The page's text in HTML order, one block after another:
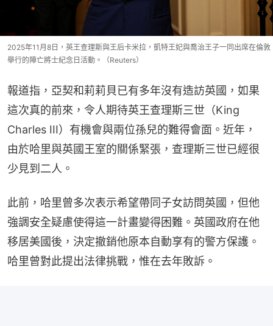
2025年11月8日，英王查理斯與王后卡米拉，凱特王妃與喬治王子一同出席在倫敦
舉行的陣亡將士紀念日活動。（Reuters）
報道指，亞契和莉莉貝已有多年沒有造訪英國，如果
這次真的前來，令人期待英王查理斯三世（King
Charles III）有機會與兩位孫兒的難得會面。近年，
由於哈里與英國王室的關係緊張，查理斯三世已經很
少見到二人。
此前，哈里曾多次表示希望帶同子女訪問英國，但他
強調安全疑慮使得這一計畫變得困難。英國政府在他
移居美國後，決定撤銷他原本自動享有的警方保護。
哈里曾對此提出法律挑戰，惟在去年敗訴。